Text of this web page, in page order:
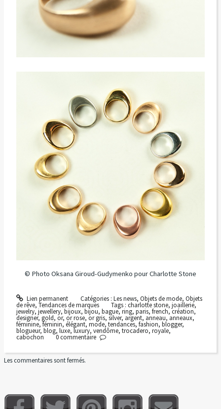
© Photo Oksana Giroud-Gudymenko pour Charlotte Stone
Lien permanent Catégories : Les news, Objets de mode, Objets
de rêve, Tendances de marques Tags :charlotte stone,joaillerie,
jewelry, jewellery, bijoux, bijou, bague,ring, paris, french,création,
designer, gold, or, or rose, or gris, silver, argent, anneau,anneaux,
féminine,féminin, élégant, mode, tendances, fashion, blogger,
blogueur, blog, luxe, luxury, vendôme, trocadero, royale,
cabochon 0commentaire
Les commentaires sont fermés.